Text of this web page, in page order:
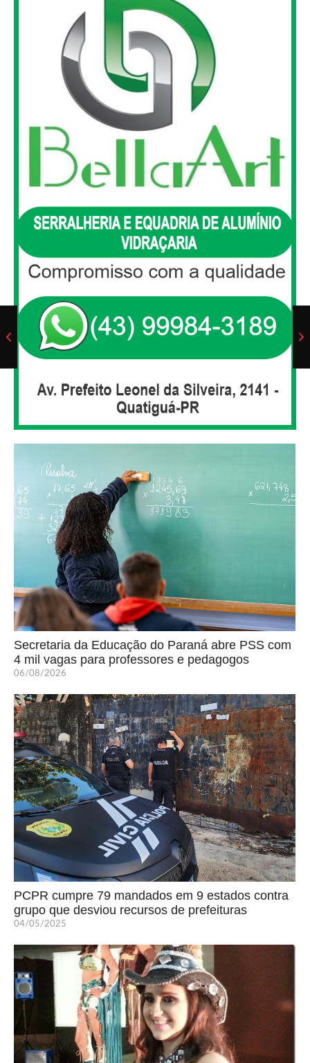
Secretaria da Educação do Paraná abre PSS com
4 mil vagas para professores e pedagogos
06/08/2026
PCPR cumpre 79 mandados em 9 estados contra
grupo que desviou recursos de prefeituras
04/05/2025